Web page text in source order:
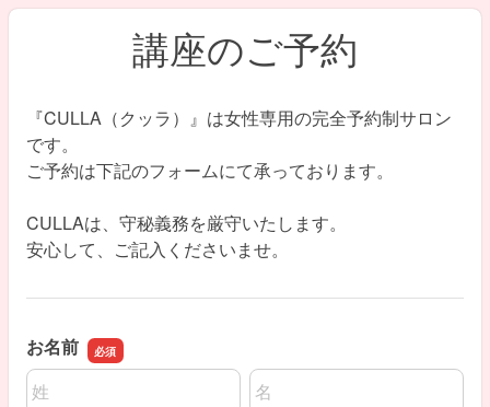
講座のご予約
『CULLA（クッラ）』は女性専用の完全予約制サロン
です。
ご予約は下記のフォームにて承っております。
CULLAは、守秘義務を厳守いたします。
安心して、ご記入くださいませ。
お名前
名前の姓
名前の名